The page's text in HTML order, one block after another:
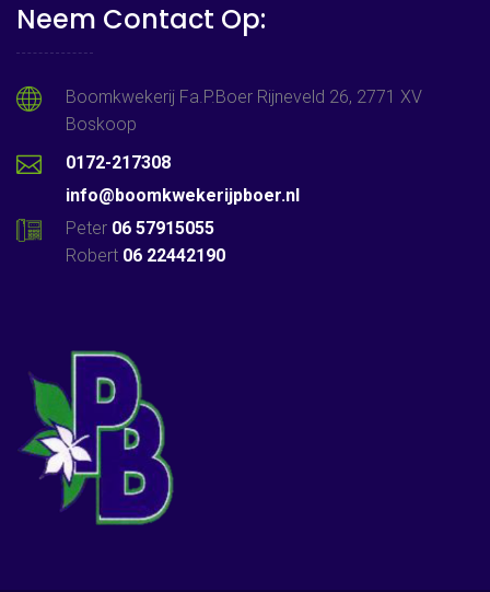
Neem Contact Op:
Boomkwekerij Fa.P.Boer Rijneveld 26, 2771 XV
Boskoop
0172-217308
info@boomkwekerijpboer.nl
Peter 06 57915055
Robert 06 22442190